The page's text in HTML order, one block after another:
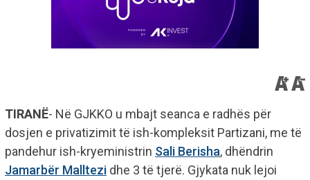
TIRANË- Në GJKKO u mbajt seanca e radhës për
dosjen e privatizimit të ish-kompleksit Partizani, me të
pandehur ish-kryeministrin Sali Berisha, dhëndrin
Jamarbër Malltezi dhe 3 të tjerë. Gjykata nuk lejoi